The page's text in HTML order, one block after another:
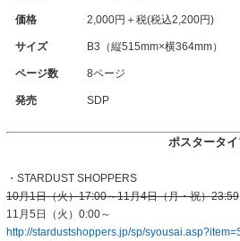
価格 2,000円＋税(税込2,200円)
サイズ B3（縦515mm×横364mm）
ページ数 8ページ
発売 SDP
ポスタータ
・STARDUST SHOPPERS
10月1日（火）17:00～11月4日（月・祝）23:59
11月5日（火）0:00～
http://stardustshoppers.jp/sp/